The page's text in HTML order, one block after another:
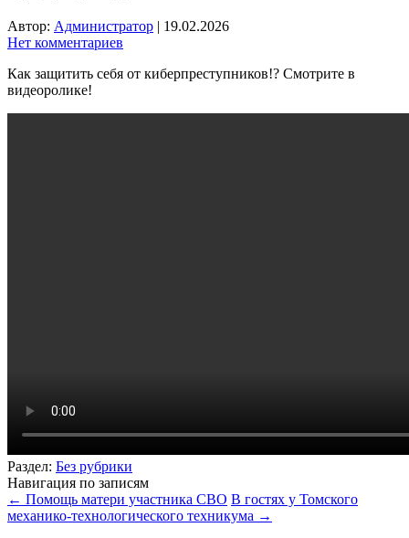
Автор: Администратор | 19.02.2026
Нет комментариев
Как защитить себя от киберпреступников!? Смотрите в
видеоролике!
Раздел: Без рубрики
Навигация по записям
← Помощь матери участника СВО В гостях у Томского
механико-технологического техникума →